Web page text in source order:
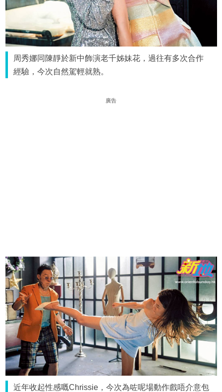
周秀娜同陳靜於新中飾演老千姊妹花，過往有多次合作
經驗，今次自然駕輕就熟。
廣告
近年收起性感嘅Chrissie，今次為咗呢場動作戲唔介意包